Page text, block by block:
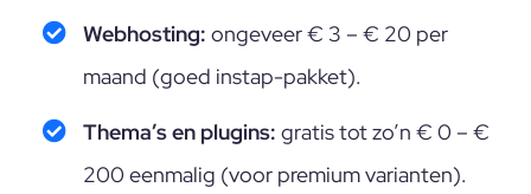
Webhosting: ongeveer € 3 – € 20 per
maand (goed instap-pakket).
Thema’s en plugins: gratis tot zo’n € 0 – €
200 eenmalig (voor premium varianten).